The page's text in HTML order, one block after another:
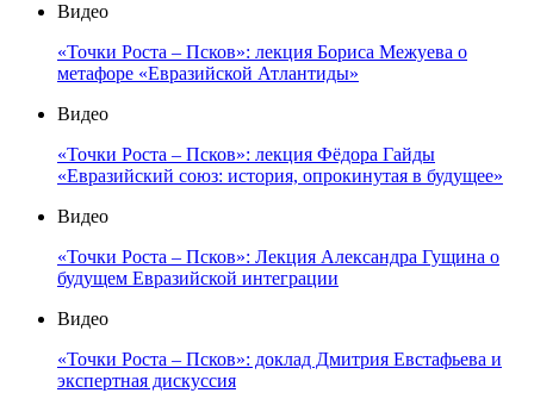
Видео
«Точки Роста – Псков»: лекция Бориса Межуева о
метафоре «Евразийской Атлантиды»
Видео
«Точки Роста – Псков»: лекция Фёдора Гайды
«Евразийский союз: история, опрокинутая в будущее»
Видео
«Точки Роста – Псков»: Лекция Александра Гущина о
будущем Евразийской интеграции
Видео
«Точки Роста – Псков»: доклад Дмитрия Евстафьева и
экспертная дискуссия